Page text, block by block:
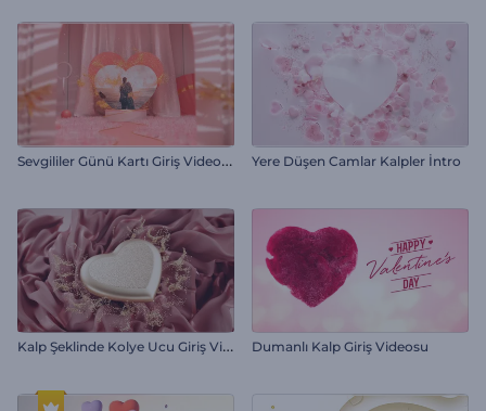
S
evgililer Günü Kartı Giriş Videosu Yere Düşen Camlar Kalpler İntro
K
alp Şeklinde Kolye Ucu Giriş Videosu Dumanlı Kalp Giriş Videosu